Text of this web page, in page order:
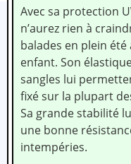
Avec sa protection
n’aurez rien à
balades en plein été
enfant. Son
sangles lui
fixé sur la plupart
Sa grande stabilité
une bonne
intempéries.